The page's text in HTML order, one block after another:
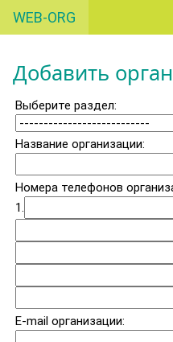
WEB-ORG
Добавить
Выберите раздел:
Название организации:
Номера телефонов
1.
E-mail организации: